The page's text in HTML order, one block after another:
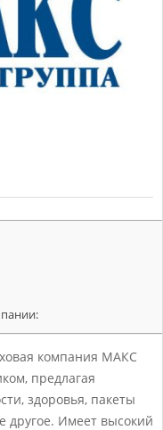
компания МАКС
предлагая
здоровья, пакеты
другое. Имеет высокий